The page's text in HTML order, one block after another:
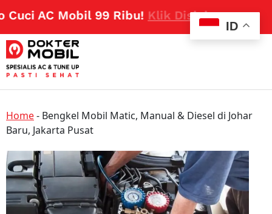
AC Mobil 99 Ribu!Klik Disini
Home- Bengkel Mobil Matic, Manual & Diesel di Johar
Baru, Jakarta Pusat
ID